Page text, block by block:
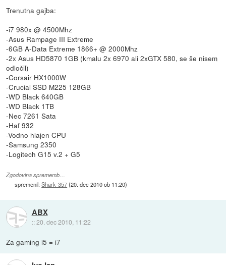
Trenutna gajba:
-i7 980x @ 4500Mhz
-Asus Rampage III Extreme
-6GB A-Data Extreme 1866+ @ 2000Mhz
-2x Asus HD5870 1GB (kmalu 2x 6970 ali 2xGTX 580, se še nisem
odločil)
-Corsair HX1000W
-Crucial SSD M225 128GB
-WD Black 640GB
-WD Black 1TB
-Nec 7261 Sata
-Haf 932
-Vodno hlajen CPU
-Samsung 2350
-Logitech G15 v.2 + G5
Zgodovina sprememb…
spremenil:Shark-357(20. dec 2010 ob 11:20)
ABX
::20. dec 2010, 11:22
Za gaming i5 = i7